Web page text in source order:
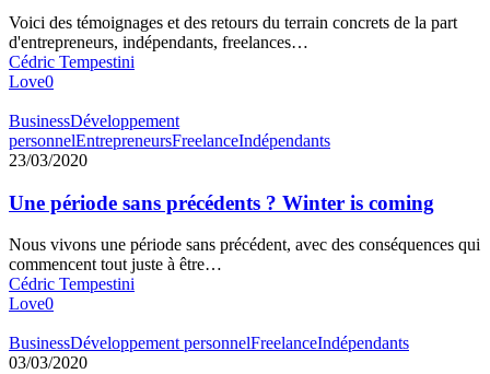
Voici des témoignages et des retours du terrain concrets de la part
d'entrepreneurs, indépendants, freelances…
Cédric Tempestini
Love0
BusinessDéveloppement
personnelEntrepreneursFreelanceIndépendants
23/03/2020
Une période sans précédents ? Winter is coming
Nous vivons une période sans précédent, avec des conséquences qui
commencent tout juste à être…
Cédric Tempestini
Love0
BusinessDéveloppement personnelFreelanceIndépendants
03/03/2020